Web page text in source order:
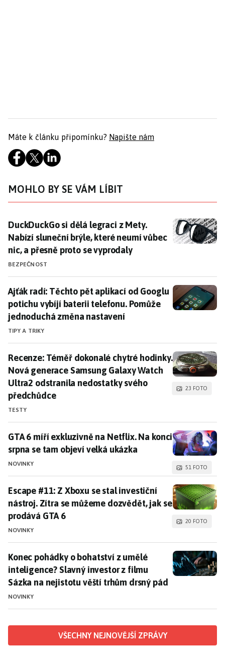
Máte k článku připomínku? Napište nám
MOHLO BY SE VÁM LÍBIT
DuckDuckGo si dělá legraci z Mety. Nabízí sluneční
DuckDuckGo si dělá legraci z Mety.
Nabízí sluneční brýle, které neumí vůbec
nic, a přesně proto se vyprodaly
BEZPEČNOST
Ajťák radí: Těchto pět aplikací od Googlu potichu
Ajťák radí: Těchto pět aplikací od Googlu
potichu vybíjí baterii telefonu. Pomůže
jednoduchá změna nastavení
TIPY A TRIKY
Recenze: Téměř dokonalé chytré hodinky. Nová
Recenze: Téměř dokonalé chytré hodinky.
Nová generace Samsung Galaxy Watch
Ultra2 odstranila nedostatky svého
předchůdce
TESTY
23 FOTO
GTA 6 míří exkluzivně na Netflix. Na konci srpna se
GTA 6 míří exkluzivně na Netflix. Na konci
srpna se tam objeví velká ukázka
NOVINKY 51 FOTO
Escape #11: Z Xboxu se stal investiční nástroj. Zítra
Escape #11: Z Xboxu se stal investiční
nástroj. Zítra se můžeme dozvědět, jak se
prodává GTA 6
NOVINKY
20 FOTO
Konec pohádky o bohatství z umělé inteligence?
Konec pohádky o bohatství z umělé
inteligence? Slavný investor z filmu
Sázka na nejistotu věští trhům drsný pád
NOVINKY
VŠECHNY NEJNOVĚJŠÍ ZPRÁVY